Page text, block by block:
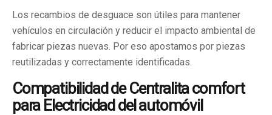
Los recambios de desguace son útiles para mantener
vehículos en circulación y reducir el impacto ambiental de
fabricar piezas nuevas. Por eso apostamos por piezas
reutilizadas y correctamente identificadas.
Compatibilidad de Centralita comfort
para Electricidad del automóvil